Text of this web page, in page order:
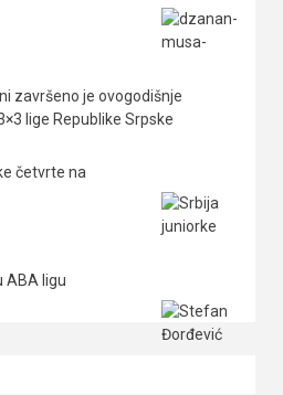
završeno je ovogodišnje
lige Republike Srpske
četvrte na
ABA ligu